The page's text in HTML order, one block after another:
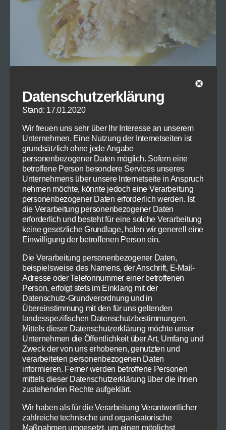
Sie brauchen:
Ihnen, meine Hähnchen kommen meistens
aus Frankreich, und egal, was mir jetzt aus
den Medien entgegen schlägt („Esst und kauf
Deutsch“): sie schmecken besser. Aber egal.
Kaufen Sie, was immer Ihnen passt.
Außerdem brauchen Sie:
Salz
frisch gemahlenen schwarzen Pfeffer
ein paar ZweigeRosmarin
Pimenton (geräucherter Chili)
1Zitrone (Schale und Saft)
eine HandvollParmesan(fein und frisch
geriebenen)
Der Rest ist einfach.
Heizen Sie den Ofen auf etwa 180 Grad vor.
Waschen Sie das Hähnchen gut innen und
außen mit fließendem kaltem Wasser und
tupfen es mit Küchenpapier gut trocken.
Datenschutzerklärung
Stand: 17.01.2020
Wir freuen uns sehr über Ihr Interesse an unserem
Unternehmen. Eine Nutzung der Internetseiten ist
grundsätzlich ohne jede Angabe
personenbezogener Daten möglich. Sofern eine
betroffene Person besondere Services unseres
Unternehmens über unsere Internetseite in Anspruch
nehmen möchte, könnte jedoch eine Verarbeitung
personenbezogener Daten erforderlich werden. Ist
die Verarbeitung personenbezogener Daten
erforderlich und besteht für eine solche Verarbeitung
keine gesetzliche Grundlage, holen wir generell eine
Einwilligung der betroffenen Person ein.
Die Verarbeitung personenbezogener Daten,
beispielsweise des Namens, der Anschrift, E-Mail-
Adresse oder Telefonnummer einer betroffenen
Person, erfolgt stets im Einklang mit der
Datenschutz-Grundverordnung und in
Übereinstimmung mit den für uns geltenden
landesspezifischen Datenschutzbestimmungen.
Mittels dieser Datenschutzerklärung möchte unser
Unternehmen die Öffentlichkeit über Art, Umfang und
Zweck der von uns erhobenen, genutzten und
verarbeiteten personenbezogenen Daten
informieren. Ferner werden betroffene Personen
mittels dieser Datenschutzerklärung über die ihnen
zustehenden Rechte aufgeklärt.
Wir haben als für die Verarbeitung Verantwortlicher
zahlreiche technische und organisatorische
Maßnahmen umgesetzt, um einen möglichst